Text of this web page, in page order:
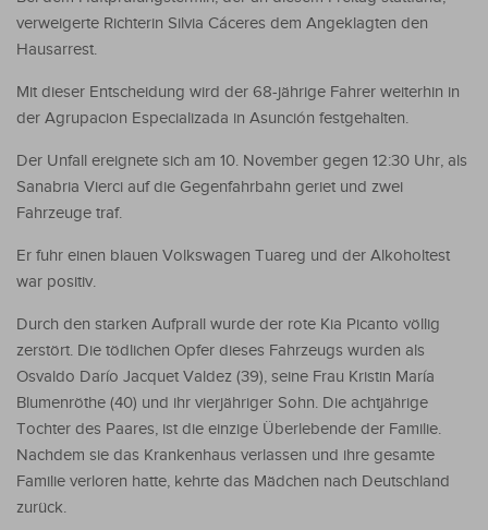
verweigerte Richterin Silvia Cáceres dem Angeklagten den
Hausarrest.
Mit dieser Entscheidung wird der 68-jährige Fahrer weiterhin in
der Agrupacion Especializada in Asunción festgehalten.
Der Unfall ereignete sich am 10. November gegen 12:30 Uhr, als
Sanabria Vierci auf die Gegenfahrbahn geriet und zwei
Fahrzeuge traf.
Er fuhr einen blauen Volkswagen Tuareg und der Alkoholtest
war positiv.
Durch den starken Aufprall wurde der rote Kia Picanto völlig
zerstört. Die tödlichen Opfer dieses Fahrzeugs wurden als
Osvaldo Darío Jacquet Valdez (39), seine Frau Kristin María
Blumenröthe (40) und ihr vierjähriger Sohn. Die achtjährige
Tochter des Paares, ist die einzige Überlebende der Familie.
Nachdem sie das Krankenhaus verlassen und ihre gesamte
Familie verloren hatte, kehrte das Mädchen nach Deutschland
zurück.